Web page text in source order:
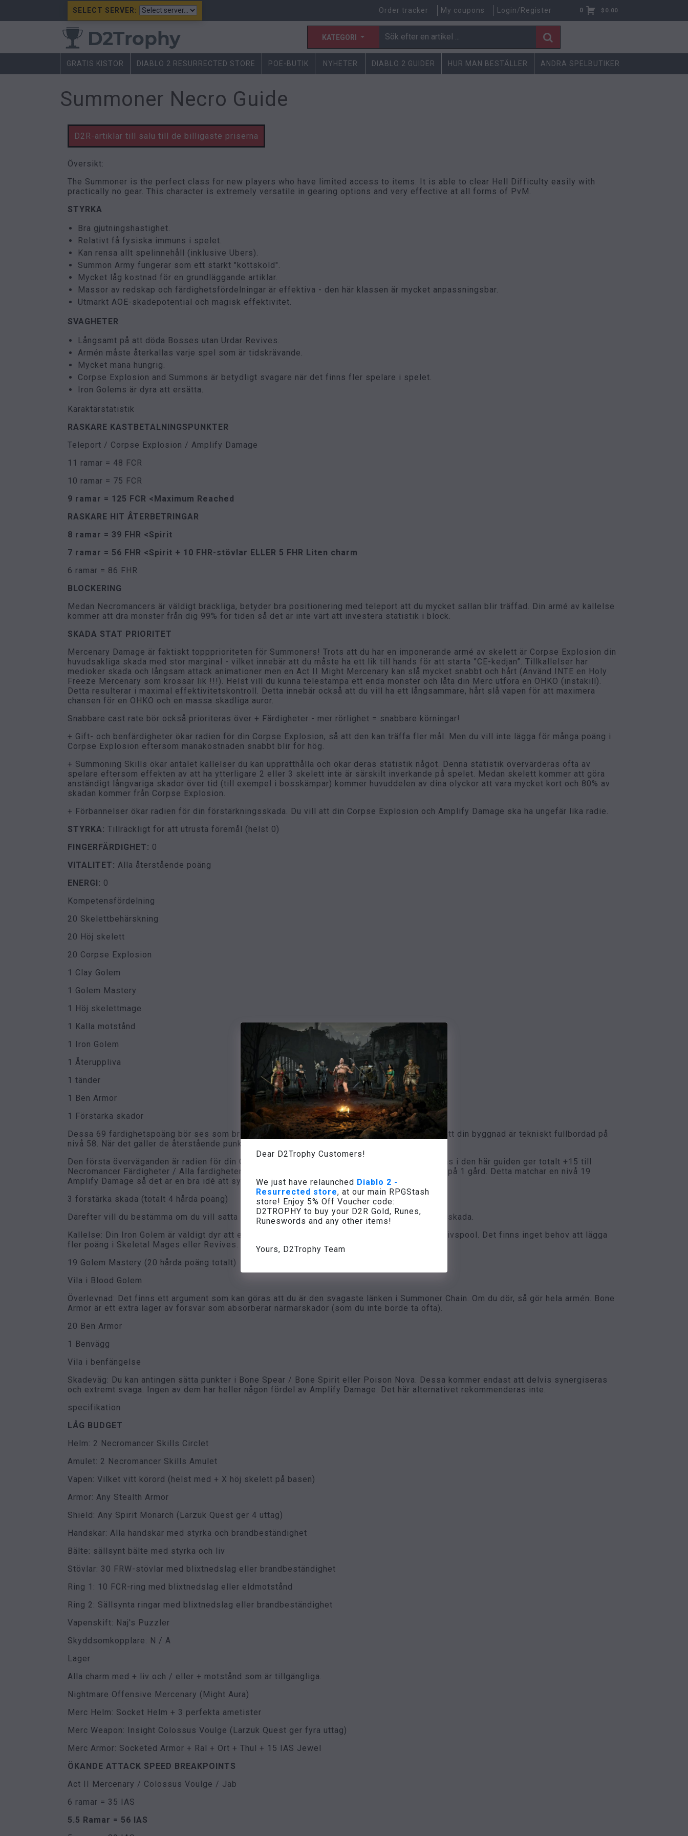
Dear D2Trophy Customers!
We just have relaunched Diablo 2 -
Resurrected store, at our main RPGStash
store! Enjoy 5% Off Voucher code:
D2TROPHY to buy your D2R Gold, Runes,
Runeswords and any other items!
Yours, D2Trophy Team
SELECT SERVER: Order tracker My coupons Login/Register 0 $ 0.00
KATEGORI
GRATIS KISTOR DIABLO 2 RESURRECTED STORE POE-BUTIK NYHETER DIABLO 2 GUIDER HUR MAN BESTÄLLER ANDRA SPELBUTIKER
Summoner Necro Guide
D2R-artiklar till salu till de billigaste priserna
Översikt:
The Summoner is the perfect class for new players who have limited access to items. It is able to clear Hell Difficulty easily with
practically no gear. This character is extremely versatile in gearing options and very effective at all forms of PvM.
STYRKA
Bra gjutningshastighet.
Relativt få fysiska immuns i spelet.
Kan rensa allt spelinnehåll (inklusive Ubers).
Summon Army fungerar som ett starkt "köttsköld".
Mycket låg kostnad för en grundläggande artiklar.
Massor av redskap och färdighetsfördelningar är effektiva - den här klassen är mycket anpassningsbar.
Utmärkt AOE-skadepotential och magisk effektivitet.
SVAGHETER
Långsamt på att döda Bosses utan Urdar Revives.
Armén måste återkallas varje spel som är tidskrävande.
Mycket mana hungrig.
Corpse Explosion and Summons är betydligt svagare när det finns fler spelare i spelet.
Iron Golems är dyra att ersätta.
Karaktärstatistik
RASKARE KASTBETALNINGSPUNKTER
Teleport / Corpse Explosion / Amplify Damage
11 ramar = 48 FCR
10 ramar = 75 FCR
9 ramar = 125 FCR <Maximum Reached
RASKARE HIT ÅTERBETRINGAR
8 ramar = 39 FHR <Spirit
7 ramar = 56 FHR <Spirit + 10 FHR-stövlar ELLER 5 FHR Liten charm
6 ramar = 86 FHR
BLOCKERING
Medan Necromancers är väldigt bräckliga, betyder bra positionering med teleport att du mycket sällan blir träffad. Din armé av kallelse
kommer att dra monster från dig 99% för tiden så det är inte värt att investera statistik i block.
SKADA STAT PRIORITET
Mercenary Damage är faktiskt toppprioriteten för Summoners! Trots att du har en imponerande armé av skelett är Corpse Explosion din
huvudsakliga skada med stor marginal - vilket innebär att du måste ha ett lik till hands för att starta ”CE-kedjan”. Tillkallelser har
medioker skada och långsam attack animationer men en Act II Might Mercenary kan slå mycket snabbt och hårt (Använd INTE en Holy
Freeze Mercenary som krossar lik !!!). Helst vill du kunna telestampa ett enda monster och låta din Merc utföra en OHKO (instakill).
Detta resulterar i maximal effektivitetskontroll. Detta innebär också att du vill ha ett långsammare, hårt slå vapen för att maximera
chansen för en OHKO och en massa skadliga auror.
Snabbare cast rate bör också prioriteras över + Färdigheter - mer rörlighet = snabbare körningar!
+ Gift- och benfärdigheter ökar radien för din Corpse Explosion, så att den kan träffa fler mål. Men du vill inte lägga för många poäng i
Corpse Explosion eftersom manakostnaden snabbt blir för hög.
+ Summoning Skills ökar antalet kallelser du kan upprätthålla och ökar deras statistik något. Denna statistik övervärderas ofta av
spelare eftersom effekten av att ha ytterligare 2 eller 3 skelett inte är särskilt inverkande på spelet. Medan skelett kommer att göra
anständigt långvariga skador över tid (till exempel i bosskämpar) kommer huvuddelen av dina olyckor att vara mycket kort och 80% av
skadan kommer från Corpse Explosion.
+ Förbannelser ökar radien för din förstärkningsskada. Du vill att din Corpse Explosion och Amplify Damage ska ha ungefär lika radie.
STYRKA: Tillräckligt för att utrusta föremål (helst 0)
FINGERFÄRDIGHET: 0
VITALITET: Alla återstående poäng
ENERGI: 0
Kompetensfördelning
20 Skelettbehärskning
20 Höj skelett
20 Corpse Explosion
1 Clay Golem
1 Golem Mastery
1 Höj skelettmage
1 Kalla motstånd
1 Iron Golem
1 Återuppliva
1 tänder
1 Ben Armor
1 Förstärka skador
Dessa 69 färdighetspoäng bör ses som brödet och smöret för alla Summoner. Detta innebär att din byggnad är tekniskt fullbordad på
nivå 58. När det gäller de återstående punkterna finns det en hel del alternativ:
Den första överväganden är radien för din Corpse Explosion - den höga budgeten som föreslås i den här guiden ger totalt +15 till
Necromancer Färdigheter / Alla färdigheter från redskap, vilket resulterar i en explosionradie på 1 gård. Detta matchar en nivå 19
Amplify Damage så det är en bra idé att synkronisera dessa:
3 förstärka skada (totalt 4 hårda poäng)
Därefter vill du bestämma om du vill sätta poäng i din kallelse, din egen överlevnad eller mer skada.
Kallelse: Din Iron Golem är väldigt dyr att ersätta så det kan vara en bra idé att maximera sin livspool. Det finns inget behov att lägga
fler poäng i Skeletal Mages eller Revives.
19 Golem Mastery (20 hårda poäng totalt)
Vila i Blood Golem
Överlevnad: Det finns ett argument som kan göras att du är den svagaste länken i Summoner Chain. Om du dör, så gör hela armén. Bone
Armor är ett extra lager av försvar som absorberar närmarskador (som du inte borde ta ofta).
20 Ben Armor
1 Benvägg
Vila i benfängelse
Skadeväg: Du kan antingen sätta punkter i Bone Spear / Bone Spirit eller Poison Nova. Dessa kommer endast att delvis synergiseras
och extremt svaga. Ingen av dem har heller någon fördel av Amplify Damage. Det här alternativet rekommenderas inte.
specifikation
LÅG BUDGET
Helm: 2 Necromancer Skills Circlet
Amulet: 2 Necromancer Skills Amulet
Vapen: Vilket vitt körord (helst med + X höj skelett på basen)
Armor: Any Stealth Armor
Shield: Any Spirit Monarch (Larzuk Quest ger 4 uttag)
Handskar: Alla handskar med styrka och brandbeständighet
Bälte: sällsynt bälte med styrka och liv
Stövlar: 30 FRW-stövlar med blixtnedslag eller brandbeständighet
Ring 1: 10 FCR-ring med blixtnedslag eller eldmotstånd
Ring 2: Sällsynta ringar med blixtnedslag eller brandbeständighet
Vapenskift: Naj's Puzzler
Skyddsomkopplare: N / A
Lager
Alla charm med + liv och / eller + motstånd som är tillgängliga.
Nightmare Offensive Mercenary (Might Aura)
Merc Helm: Socket Helm + 3 perfekta ametister
Merc Weapon: Insight Colossus Voulge (Larzuk Quest ger fyra uttag)
Merc Armor: Socketed Armor + Ral + Ort + Thul + 15 IAS Jewel
ÖKANDE ATTACK SPEED BREAKPOINTS
Act II Mercenary / Colossus Voulge / Jab
6 ramar = 35 IAS
5.5 Ramar = 56 IAS